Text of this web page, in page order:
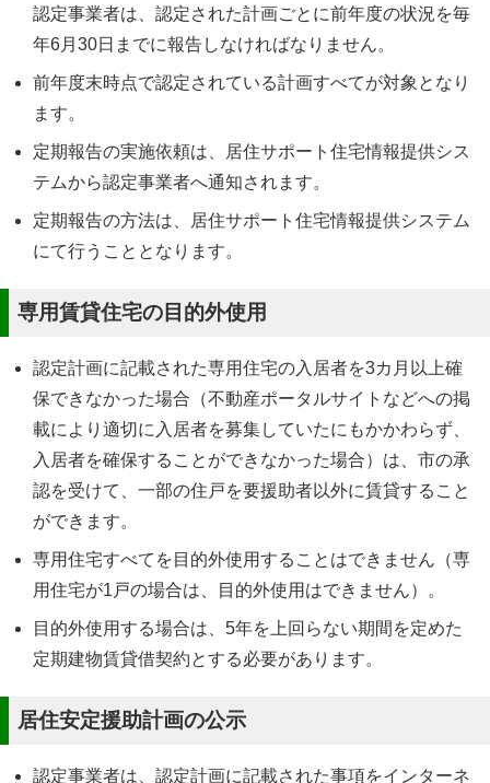
認定事業者は、認定された計画ごとに前年度の状況を毎
年6月30日までに報告しなければなりません。
前年度末時点で認定されている計画すべてが対象となり
ます。
定期報告の実施依頼は、居住サポート住宅情報提供シス
テムから認定事業者へ通知されます。
定期報告の方法は、居住サポート住宅情報提供システム
にて行うこととなります。
専用賃貸住宅の目的外使用
認定計画に記載された専用住宅の入居者を3カ月以上確
保できなかった場合（不動産ポータルサイトなどへの掲
載により適切に入居者を募集していたにもかかわらず、
入居者を確保することができなかった場合）は、市の承
認を受けて、一部の住戸を要援助者以外に賃貸すること
ができます。
専用住宅すべてを目的外使用することはできません（専
用住宅が1戸の場合は、目的外使用はできません）。
目的外使用する場合は、5年を上回らない期間を定めた
定期建物賃貸借契約とする必要があります。
居住安定援助計画の公示
認定事業者は、認定計画に記載された事項をインターネ